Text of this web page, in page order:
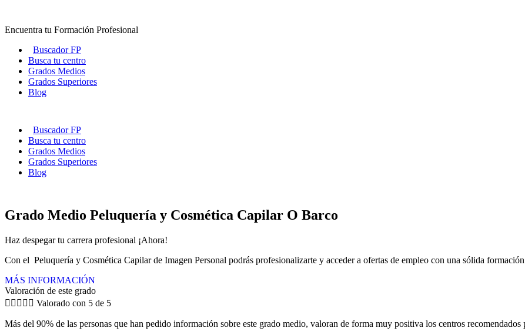
contenido
Encuentra tu Formación Profesional
Buscador FP
Busca tu centro
Grados Medios
Grados Superiores
Blog
Buscador FP
Busca tu centro
Grados Medios
Grados Superiores
Blog
Grado Medio Peluquería y Cosmética Capilar O Barco
Haz despegar tu carrera profesional ¡Ahora!
Con el Peluquería y Cosmética Capilar de Imagen Personal podrás profesionalizarte y acceder a ofertas de empleo con una sólida
MÁS INFORMACIÓN
Valoración de este grado
     Valorado con 5 de 5
Más del 90% de las personas que han pedido información sobre este grado medio, valoran de forma muy positiva los centros recomendados